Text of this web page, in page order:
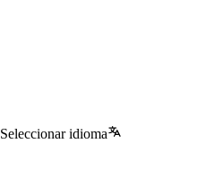
Seleccionar idioma